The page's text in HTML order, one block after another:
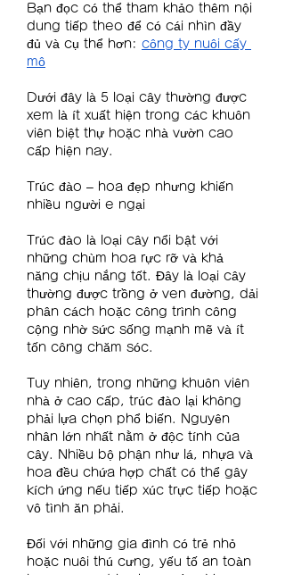
Bạn đọc có thể tham khảo thêm nội
dung tiếp theo để có cái nhìn đầy
đủ và cụ thể hơn: công ty nuôi cấy
mô
Dưới đây là 5 loại cây thường được
xem là ít xuất hiện trong các khuôn
viên biệt thự hoặc nhà vườn cao
cấp hiện nay.
Trúc đào – hoa đẹp nhưng khiến
nhiều người e ngại
Trúc đào là loại cây nổi bật với
những chùm hoa rực rỡ và khả
năng chịu nắng tốt. Đây là loại cây
thường được trồng ở ven đường, dải
phân cách hoặc công trình công
cộng nhờ sức sống mạnh mẽ và ít
tốn công chăm sóc.
Tuy nhiên, trong những khuôn viên
nhà ở cao cấp, trúc đào lại không
phải lựa chọn phổ biến. Nguyên
nhân lớn nhất nằm ở độc tính của
cây. Nhiều bộ phận như lá, nhựa và
hoa đều chứa hợp chất có thể gây
kích ứng nếu tiếp xúc trực tiếp hoặc
vô tình ăn phải.
Đối với những gia đình có trẻ nhỏ
hoặc nuôi thú cưng, yếu tố an toàn